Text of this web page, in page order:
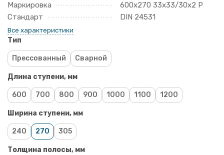
Маркировка
600х270 33х33/30х2 Р
Стандарт
DIN 24531
Все характеристики
Тип
Прессованный Сварной
Длина ступени, мм
600 700 800 900 1000 1100 1200
Ширина ступени, мм
240 270 305
Толщина полосы, мм